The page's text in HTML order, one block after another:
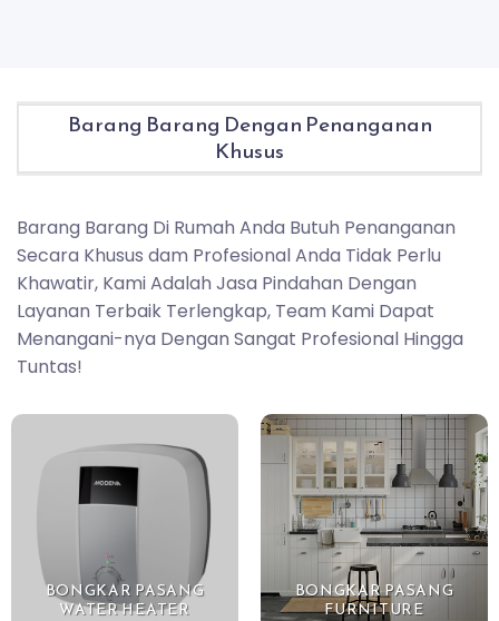
Barang Barang Dengan Penanganan
Khusus
Barang Barang Di Rumah Anda Butuh Penanganan
Secara Khusus dam Profesional Anda Tidak Perlu
Khawatir, Kami Adalah Jasa Pindahan Dengan
Layanan Terbaik Terlengkap, Team Kami Dapat
Menangani-nya Dengan Sangat Profesional Hingga
Tuntas!
BONGKAR PASANG
WATER HEATER
BONGKAR PASANG
FURNITURE